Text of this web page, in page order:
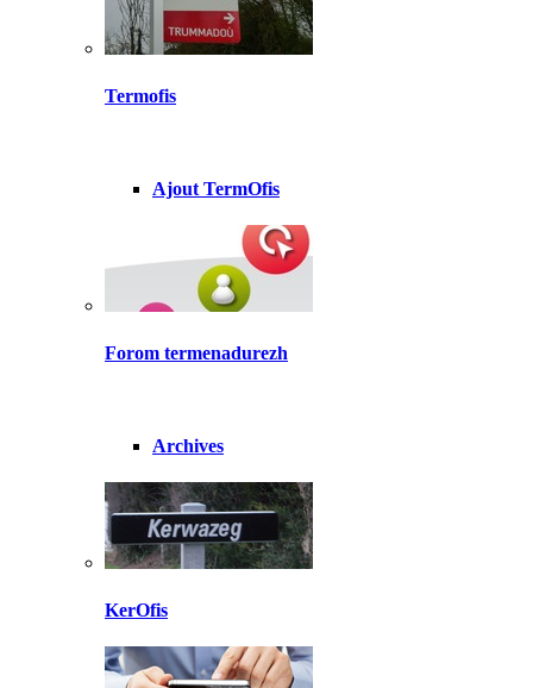
Termofis
Ajout TermOfis
Forom termenadurezh
Archives
KerOfis